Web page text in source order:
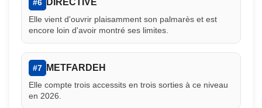
#6 DIRECTIVE
Elle vient d'ouvrir plaisamment son palmarès et est
encore loin d'avoir montré ses limites.
#7 METFARDEH
Elle compte trois accessits en trois sorties à ce niveau
en 2026.